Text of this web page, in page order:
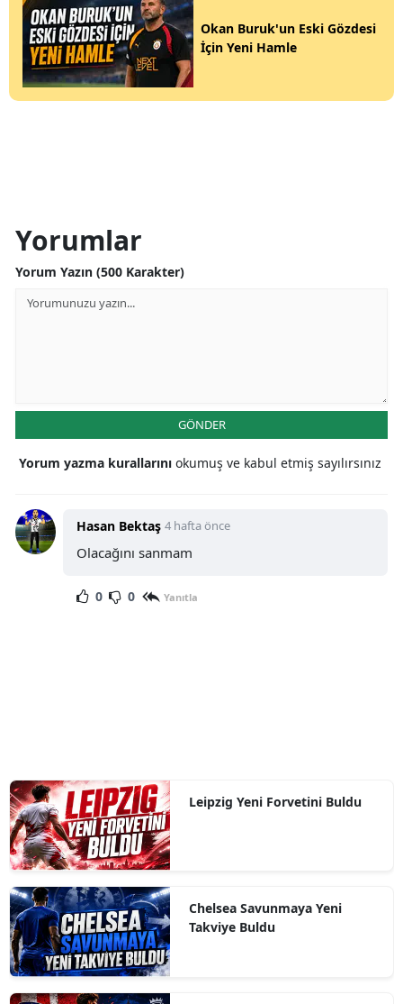
Okan Buruk'un Eski Gözdesi
İçin Yeni Hamle
Yorumlar
Yorum Yazın (500 Karakter)
GÖNDER
Yorum yazma kurallarını okumuş ve kabul etmiş sayılırsınız
Hasan Bektaş 4 hafta önce
Olacağını sanmam
0 0 Yanıtla
Leipzig Yeni Forvetini Buldu
Chelsea Savunmaya Yeni
Takviye Buldu